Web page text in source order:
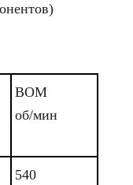
ВОМ
об/мин
540